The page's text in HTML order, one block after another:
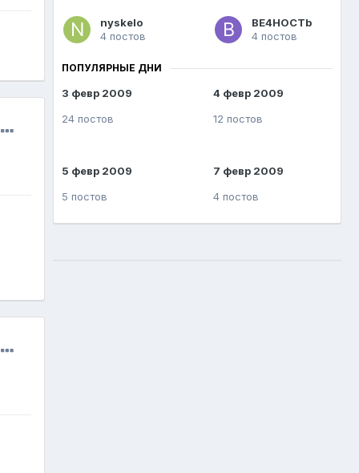
nyskelo
4 постов
BE4HOCTb
4 постов
ПОПУЛЯРНЫЕ ДНИ
3 февр 2009
24 постов
4 февр 2009
12 постов
5 февр 2009
5 постов
7 февр 2009
4 постов